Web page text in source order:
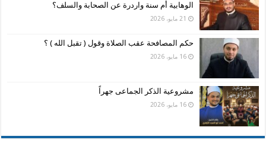
الوهابية أم سنة واردرة عن الصحابة والسلف؟
21 مايو، 2026
حكم المصافحة عقب الصلاة وقول ( تقبل الله ) ؟
16 مايو، 2026
مشروعية الذكر الجماعى جهراً
16 مايو، 2026